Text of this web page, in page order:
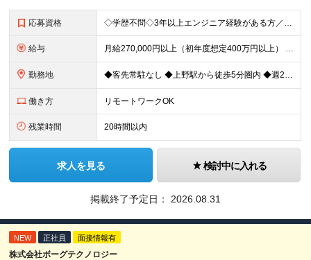
応募資格 ◇学歴不問◇3年以上エンジニア経験がある方／人柄重視の採用です 必須条件―MUST― ■3年以上エンジニア経験がある方 ■C#、Java、Node.js、VB.NETを使った実務経験がある方 《
給与 月給270,000円以上（初年度想定400万円以上） ※ご経験やスキル、前職給等を考慮して給与額を決定します。 ※試用期間は3ヶ月間となります。期間中の待遇に変更はありません。 ★社員の昇給率はほ
勤務地 ◆客先常駐なし ◆上野駅から徒歩5分圏内 ◆週2回のリモートワーク実施中 ◆転勤なし 上野の各オフィスでの勤務となります。 ￣￣￣￣￣￣￣￣￣￣￣￣￣￣￣￣￣ ＜本社＞ 東京都台東区上野7-2-8
働き方 リモートワークOK
残業時間 20時間以内
求人を見る 検討中に入れる
掲載終了予定日： 2026.08.31
NEW 正社員 面接情報有
株式会社ボーグテクノロジー